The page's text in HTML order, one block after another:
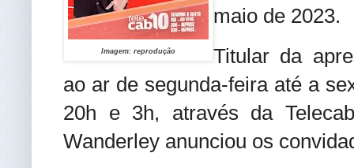
Imagem: reprodução
maio de 2023.
Titular da
ao ar de segunda-feira até a
20h e 3h, através da
Wanderley anunciou os